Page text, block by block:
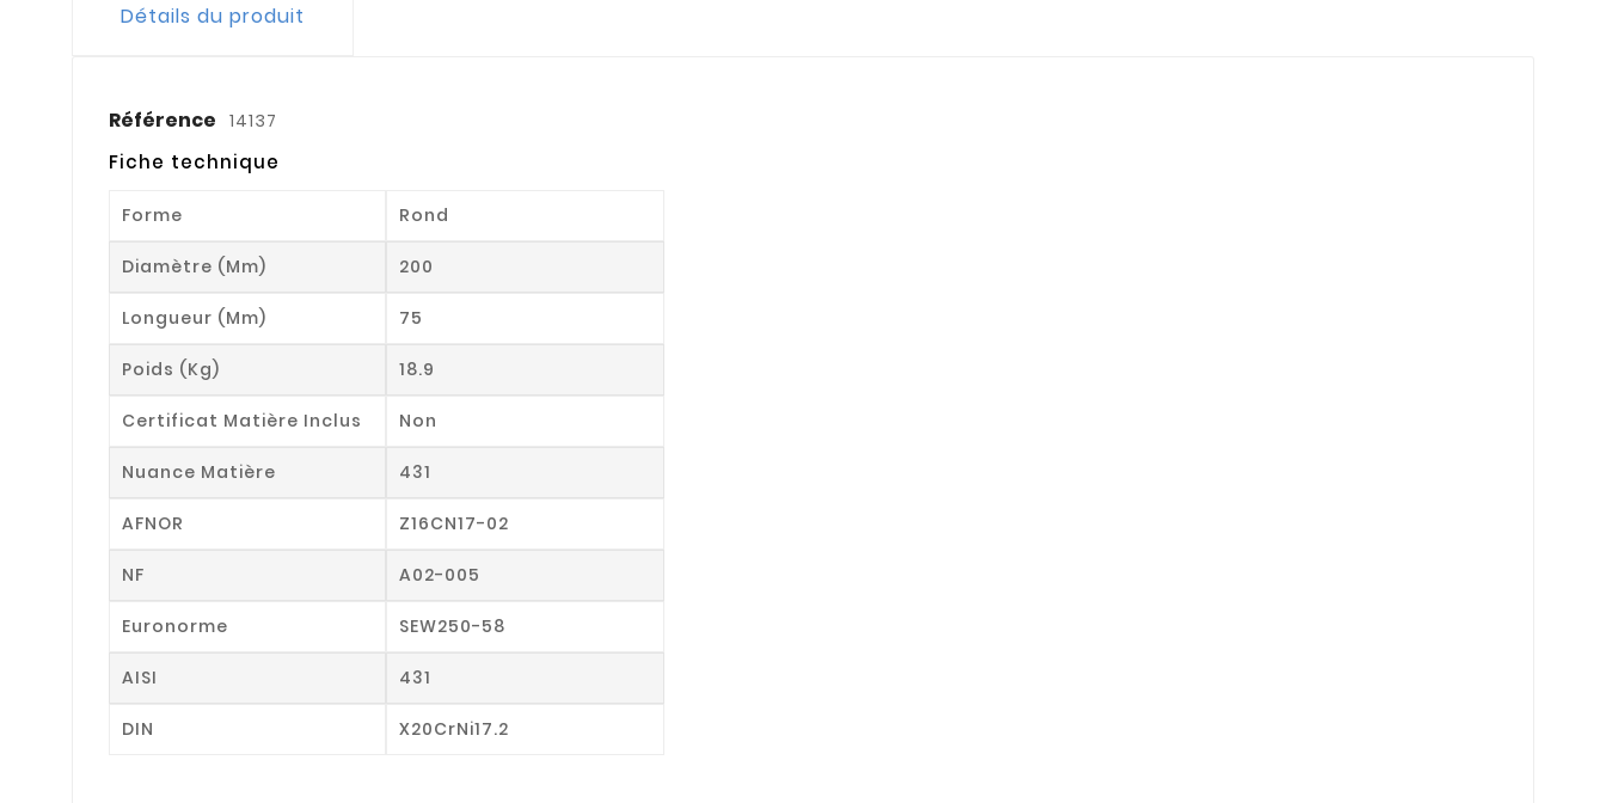
Détails du produit
Référence 14137
Fiche technique
Forme Rond
Diamètre (mm) 200
Longueur (mm) 75
Poids (kg) 18.9
Certificat Matière Inclus Non
Nuance Matière 431
AFNOR Z16CN17-02
NF A02-005
Euronorme SEW250-58
AISI 431
DIN X20CrNi17.2